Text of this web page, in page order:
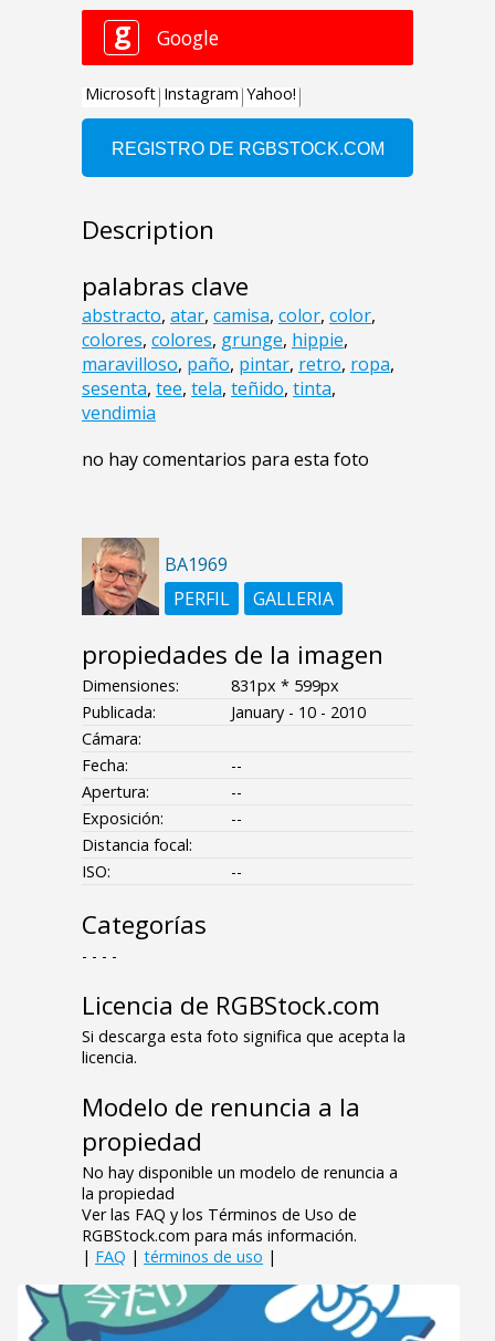
Description
palabras clave
abstracto, atar, camisa, color, color,
colores, colores, grunge, hippie,
maravilloso, paño, pintar, retro, ropa,
sesenta, tee, tela, teñido, tinta,
vendimia
no hay comentarios para esta foto
BA1969
PERFIL
GALLERIA
propiedades de la imagen
Dimensiones:
831px * 599px
Publicada:
January - 10 - 2010
Cámara:
Fecha:
--
Apertura:
--
Exposición:
--
Distancia focal:
ISO:
--
Categorías
- - - -
Licencia de RGBStock.com
Si descarga esta foto significa que acepta la
licencia.
Modelo de renuncia a la
propiedad
No hay disponible un modelo de renuncia a
la propiedad
Ver las FAQ y los Términos de Uso de
RGBStock.com para más información.
| FAQ | términos de uso |